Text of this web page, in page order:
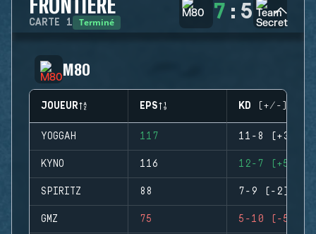
CARTE 1 Terminé 7 : 5
M80
JOUEUR EPS KD (+/-)
YOGGAH 117 11-8 (+3)
KYNO 116 12-7 (+5)
SPIRITZ 88 7-9 (-2)
GMZ 75 5-10 (-5)